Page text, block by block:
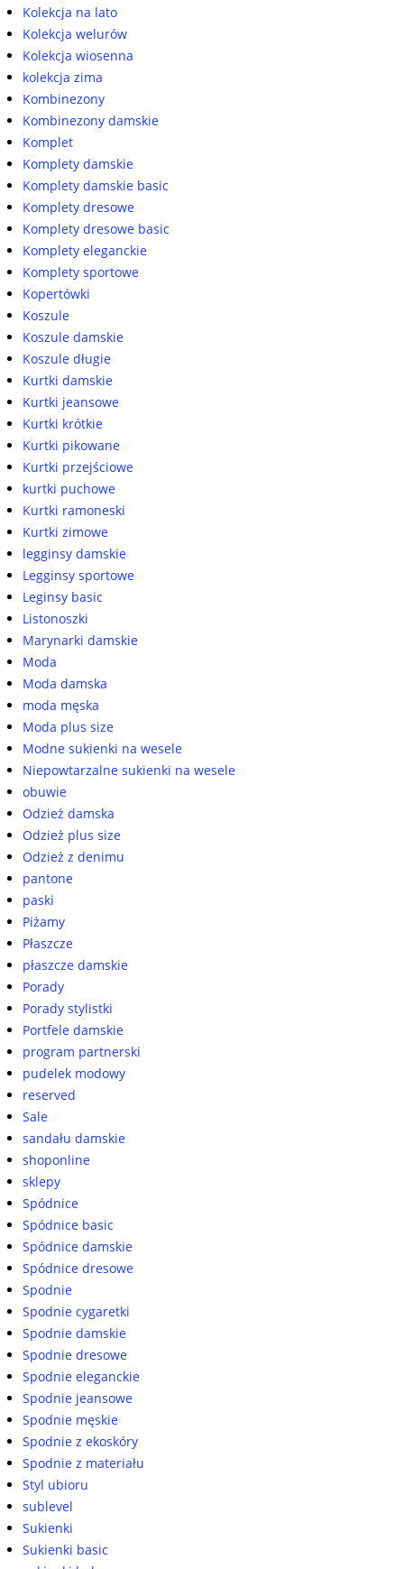
Kolekcja na lato
Kolekcja welurów
Kolekcja wiosenna
kolekcja zima
Kombinezony
Kombinezony damskie
Komplet
Komplety damskie
Komplety damskie basic
Komplety dresowe
Komplety dresowe basic
Komplety eleganckie
Komplety sportowe
Kopertówki
Koszule
Koszule damskie
Koszule długie
Kurtki damskie
Kurtki jeansowe
Kurtki krótkie
Kurtki pikowane
Kurtki przejściowe
kurtki puchowe
Kurtki ramoneski
Kurtki zimowe
legginsy damskie
Legginsy sportowe
Leginsy basic
Listonoszki
Marynarki damskie
Moda
Moda damska
moda męska
Moda plus size
Modne sukienki na wesele
Niepowtarzalne sukienki na wesele
obuwie
Odzież damska
Odzież plus size
Odzież z denimu
pantone
paski
Piżamy
Płaszcze
płaszcze damskie
Porady
Porady stylistki
Portfele damskie
program partnerski
pudelek modowy
reserved
Sale
sandału damskie
shoponline
sklepy
Spódnice
Spódnice basic
Spódnice damskie
Spódnice dresowe
Spodnie
Spodnie cygaretki
Spodnie damskie
Spodnie dresowe
Spodnie eleganckie
Spodnie jeansowe
Spodnie męskie
Spodnie z ekoskóry
Spodnie z materiału
Styl ubioru
sublevel
Sukienki
Sukienki basic